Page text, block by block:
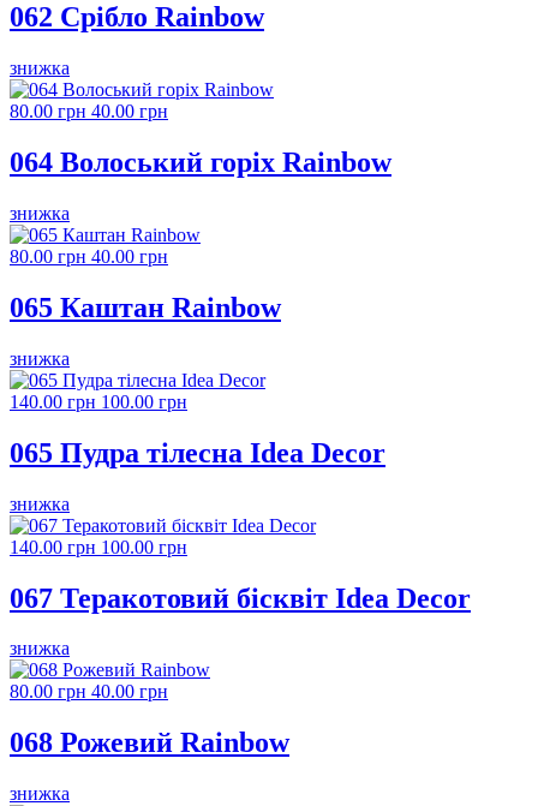
062 Срібло Rainbow
знижка
80.00 грн 40.00 грн
064 Волоський горіх Rainbow
знижка
80.00 грн 40.00 грн
065 Каштан Rainbow
знижка
140.00 грн 100.00 грн
065 Пудра тілесна Idea Decor
знижка
140.00 грн 100.00 грн
067 Теракотовий бісквіт Idea Decor
знижка
80.00 грн 40.00 грн
068 Рожевий Rainbow
знижка